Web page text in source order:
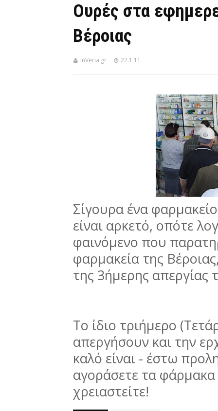
Ουρές στα
Βέροιας
InVeria.gr 22.1.11
Σίγουρα ένα
είναι αρκετό, οπότε
φαινόμενο που
φαρμακεία της
της 3ήμερης απεργίας
Το ίδιο τριήμερο
απεργήσουν και την
καλό είναι - έστω
αγοράσετε τα
χρειαστείτε!